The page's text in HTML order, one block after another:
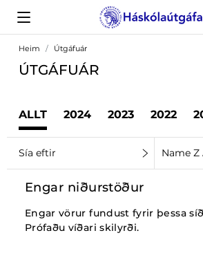
Heim Útgáfuár
ÚTGÁFUÁR
ALLT 2024 2023 2022
Sía eftir Name Z
Engar niðurstöður
Engar vörur fundust fyrir þessa
Prófaðu víðari skilyrði.